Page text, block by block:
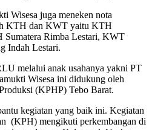
Wisesa juga meneken nota
KTH dan KWT yaitu KTH
Sumatera Rimba Lestari, KWT
Indah Lestari.
melalui anak usahanya yakni PT
Wisesa ini didukung oleh
(KPHP) Tebo Barat.
kegiatan yang baik ini. Kegiatan
(KPH) mengikuti perkembangan di